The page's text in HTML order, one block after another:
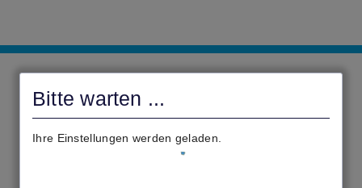
Bitte warten ...
Ihre Einstellungen werden geladen.
Homberg
(Ohm)